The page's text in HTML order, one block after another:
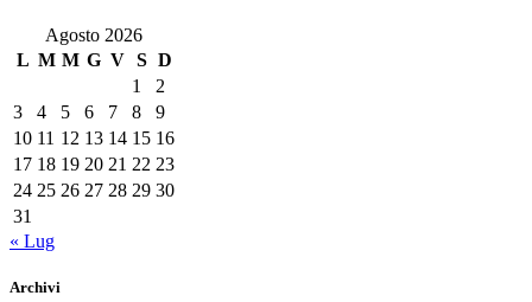
Agosto 2026
L M M G V S D
1
2
3
4 5 6 7 8
9
10 11 12 13 14 15 16
17 18 19 20 21 22 23
24 25 26 27 28 29 30
31
« Lug
Archivi